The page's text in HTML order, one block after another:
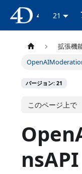
21
拡張機
バージョン: 21
このページ上で
nsAPI